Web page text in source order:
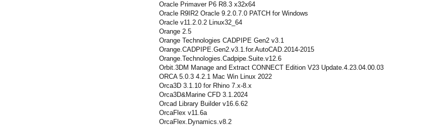
Oracle Primaver P6 R8.3 x32x64
Oracle R9IR2 Oracle 9.2.0.7.0 PATCH for Windows
Oracle v11.2.0.2 Linux32_64
Orange 2.5
Orange Technologies CADPIPE Gen2 v3.1
Orange.CADPIPE.Gen2.v3.1.for.AutoCAD.2014-2015
Orange.Technologies.Cadpipe.Suite.v12.6
Orbit.3DM Manage and Extract CONNECT Edition V23 Update.4.23.04.00.03
ORCA 5.0.3 4.2.1 Mac Win Linux 2022
Orca3D 3.1.10 for Rhino 7.x-8.x
Orca3D&Marine CFD 3.1.2024
Orcad Library Builder v16.6.62
OrcaFlex v11.6a
OrcaFlex.Dynamics.v8.2